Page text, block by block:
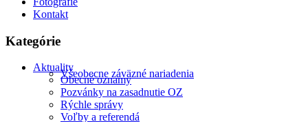
Všeobecne záväzné nariadenia
Kontakt
Kategórie
Aktuality
Obecné oznamy
Pozvánky na zasadnutie OZ
Rýchle správy
Voľby a referendá